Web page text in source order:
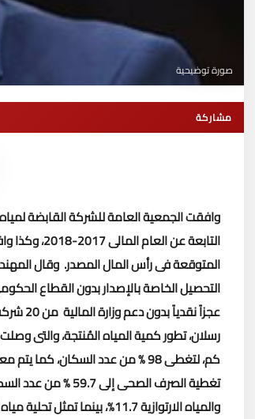
صورة توضيحية
مشاركة
وافقت الجمعية العامة للشركة القابضة
المتوقعة فى رأس المال المصدر. وقال
عجزاً نقدياً بدون دعم وزارة المالية من 20 شركة عام 2015-2016، إلى 15 شركة عام 2017-2018